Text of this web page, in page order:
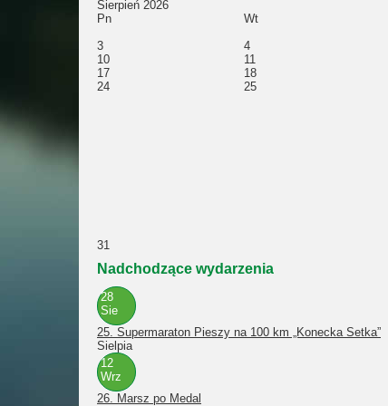
Sierpień 2026
Pn
Wt
3
4
10
11
17
18
24
25
31
Nadchodzące wydarzenia
28
Sie
25. Supermaraton Pieszy na 100 km „Konecka Setka”
Sielpia
12
Wrz
26. Marsz po Medal